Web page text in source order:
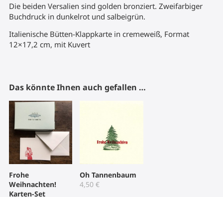
Die beiden Versalien sind golden bronziert. Zweifarbiger
Buchdruck in dunkelrot und salbeigrün.
Italienische Bütten-Klappkarte in cremeweiß, Format
12×17,2 cm, mit Kuvert
Das könnte Ihnen auch gefallen …
Frohe
Weihnachten!
Karten-Set
Oh Tannenbaum
4,50€